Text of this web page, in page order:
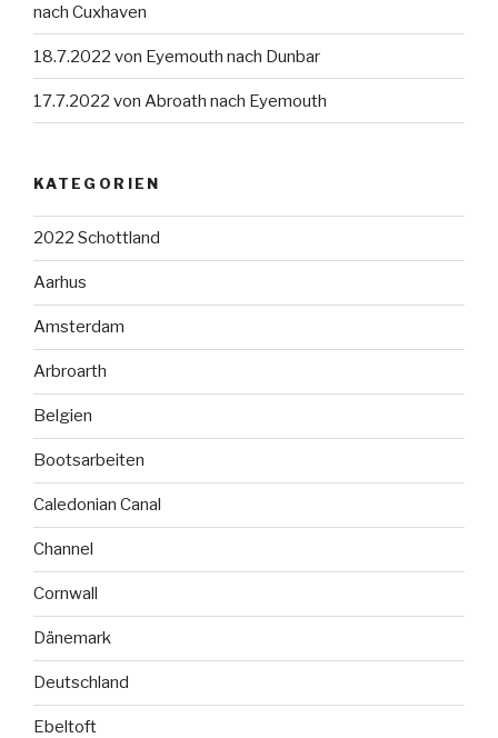
nach Cuxhaven
18.7.2022 von Eyemouth nach Dunbar
17.7.2022 von Abroath nach Eyemouth
KATEGORIEN
2022 Schottland
Aarhus
Amsterdam
Arbroarth
Belgien
Bootsarbeiten
Caledonian Canal
Channel
Cornwall
Dänemark
Deutschland
Ebeltoft